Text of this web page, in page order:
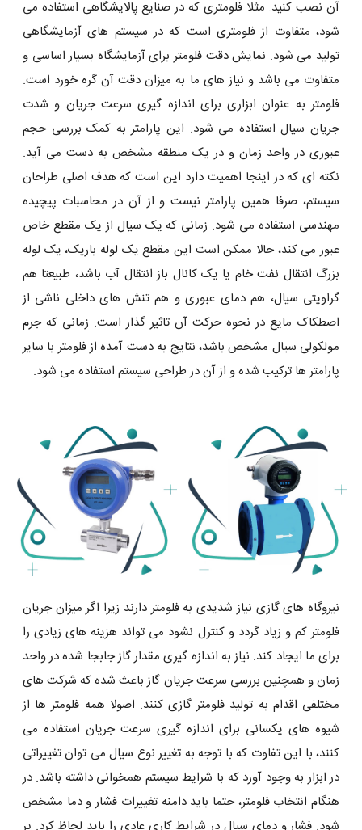
آن نصب کنید. مثلا فلومتری که در صنایع پالایشگاهی استفاده می
شود، متفاوت از فلومتری است که در سیستم های آزمایشگاهی
تولید می شود. نمایش دقت فلومتر برای آزمایشگاه بسیار اساسی و
متفاوت می باشد و نیاز های ما به میزان دقت آن گره خورد است.
فلومتر به عنوان ابزاری برای اندازه گیری سرعت جریان و شدت
جریان سیال استفاده می شود. این پارامتر به کمک بررسی حجم
عبوری در واحد زمان و در یک منطقه مشخص به دست می آید.
نکته ای که در اینجا اهمیت دارد این است که هدف اصلی طراحان
سیستم، صرفا همین پارامتر نیست و از آن در محاسبات پیچیده
مهندسی استفاده می شود. زمانی که یک سیال از یک مقطع خاص
عبور می کند، حالا ممکن است این مقطع یک لوله باریک، یک لوله
بزرگ انتقال نفت خام یا یک کانال باز انتقال آب باشد، طبیعتا هم
گراویتی سیال، هم دمای عبوری و هم تنش های داخلی ناشی از
اصطکاک مایع در نحوه حرکت آن تاثیر گذار است. زمانی که جرم
مولکولی سیال مشخص باشد، نتایج به دست آمده از فلومتر با سایر
پارامتر ها ترکیب شده و از آن در طراحی سیستم استفاده می شود.
نیروگاه های گازی نیاز شدیدی به فلومتر دارند زیرا اگر میزان جریان
فلومتر کم و زیاد گردد و کنترل نشود می تواند هزینه های زیادی را
برای ما ایجاد کند. نیاز به اندازه گیری مقدار گاز جابجا شده در واحد
زمان و همچنین بررسی سرعت جریان گاز باعث شده که شرکت های
مختلفی اقدام به تولید فلومتر گازی کنند. اصولا همه فلومتر ها از
شیوه های یکسانی برای اندازه گیری سرعت جریان استفاده می
کنند، با این تفاوت که با توجه به تغییر نوع سیال می توان تغییراتی
در ابزار به وجود آورد که با شرایط سیستم همخوانی داشته باشد. در
هنگام انتخاب فلومتر، حتما باید دامنه تغییرات فشار و دما مشخص